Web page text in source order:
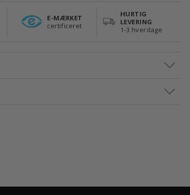
E-MÆRKET
certificeret
HURTIG
LEVERING
1-3 hverdage